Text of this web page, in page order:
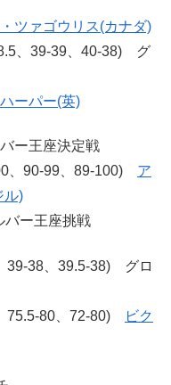
ツァゴウリス(カナダ)
、39-39、40-38) グ
ーパー(英)
ー王座決定戦
、90-99、89-100) ア
ル)
ー王座挑戦
39-38、39.5-38) グロ
75.5-80、72-80)
ビク